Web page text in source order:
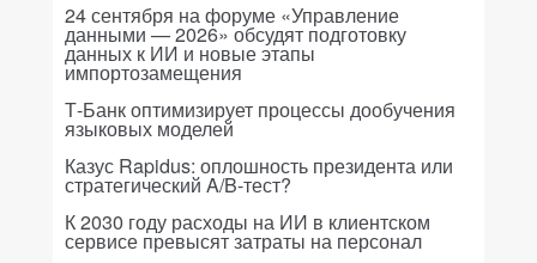
24 сентября на форуме «Управление
данными — 2026» обсудят подготовку
данных к ИИ и новые этапы
импортозамещения
Т-Банк оптимизирует процессы дообучения
языковых моделей
Казус Rapidus: оплошность президента или
стратегический A/B-тест?
К 2030 году расходы на ИИ в клиентском
сервисе превысят затраты на персонал